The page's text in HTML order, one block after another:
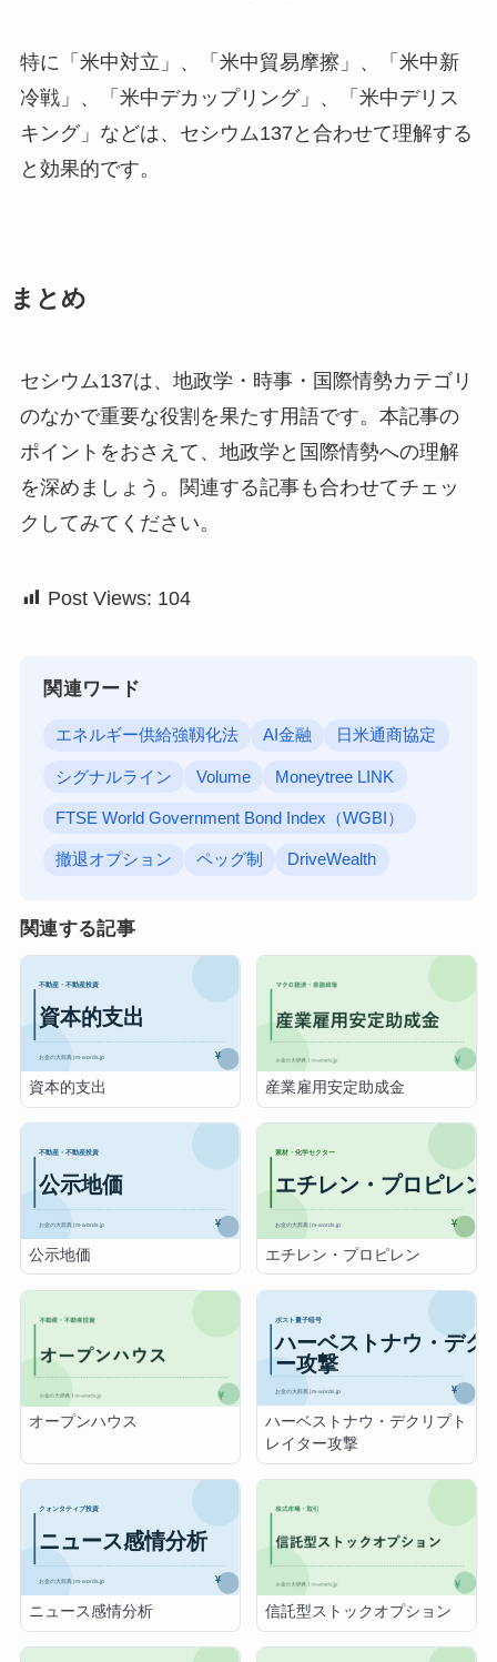
特に「米中対立」、「米中貿易摩擦」、「米中新
冷戦」、「米中デカップリング」、「米中デリス
キング」などは、セシウム137と合わせて理解する
と効果的です。
まとめ
セシウム137は、地政学・時事・国際情勢カテゴリ
のなかで重要な役割を果たす用語です。本記事の
ポイントをおさえて、地政学と国際情勢への理解
を深めましょう。関連する記事も合わせてチェッ
クしてみてください。
Post Views: 104
関連ワード
エネルギー供給強靱化法 AI金融 日米通商協定
シグナルライン Volume Moneytree LINK
FTSE World Government Bond Index（WGBI）
撤退オプション ペッグ制 DriveWealth
関連する記事
資本的支出 産業雇用安定助成金
公示地価 エチレン・プロピレン
オープンハウス
ハーベストナウ・デクリプト
レイター攻撃
ニュース感情分析 信託型ストックオプション